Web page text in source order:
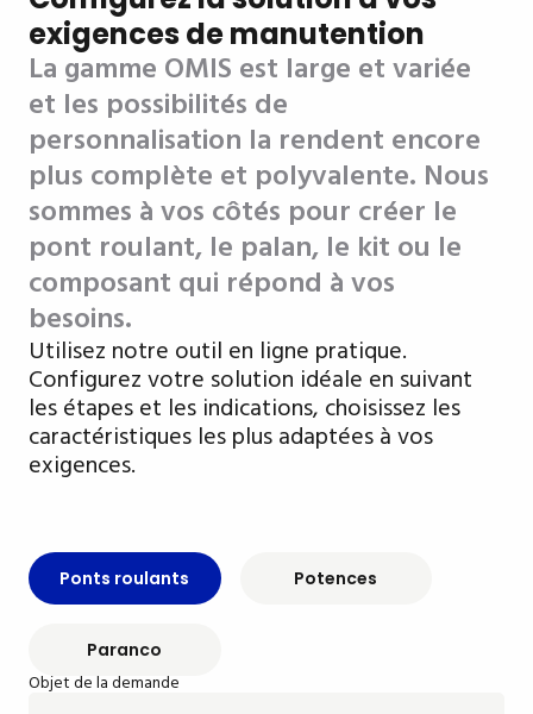
exigences de manutention
La gamme OMIS est large et variée
et les possibilités de
personnalisation la rendent encore
plus complète et polyvalente. Nous
sommes à vos côtés pour créer le
pont roulant, le palan, le kit ou le
composant qui répond à vos
besoins.
Utilisez notre outil en ligne pratique.
Configurez votre solution idéale en suivant
les étapes et les indications, choisissez les
caractéristiques les plus adaptées à vos
exigences.
Ponts roulants Potences
Paranco
Objet de la demande